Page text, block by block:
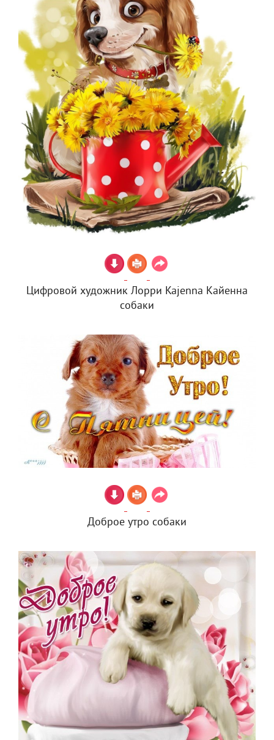
Цифровой художник Лорри Kajenna Кайенна
собаки
Доброе утро собаки